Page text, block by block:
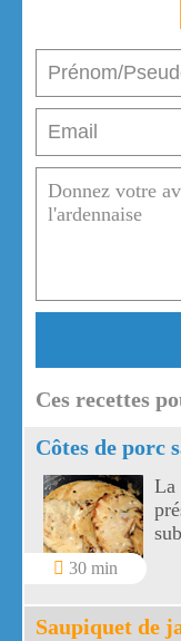
Ces recettes
Côtes de porc
30 min
La
Saupiquet de